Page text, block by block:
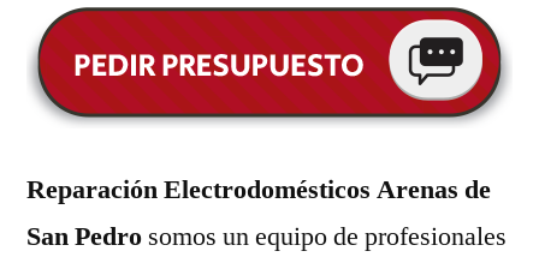
Reparación Electrodomésticos Arenas de
San Pedro somos un equipo de profesionales